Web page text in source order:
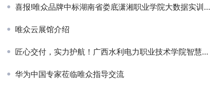
喜报!唯众品牌中标湖南省娄底潇湘职业学院大数据实训平台建设项目
唯众云展馆介绍
匠心交付，实力护航！广西水利电力职业技术学院智慧建筑综合布线实训项目圆满落地
华为中国专家莅临唯众指导交流